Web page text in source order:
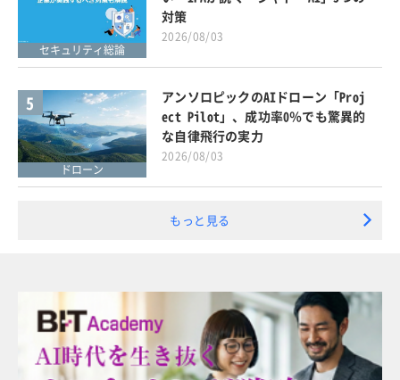
セキュリティ総論
対策
2026/08/03
5
ドローン
アンソロピックのAIドローン「Proj
ect Pilot」、成功率0％でも驚異的
な自律飛行の実力
2026/08/03
もっと見る